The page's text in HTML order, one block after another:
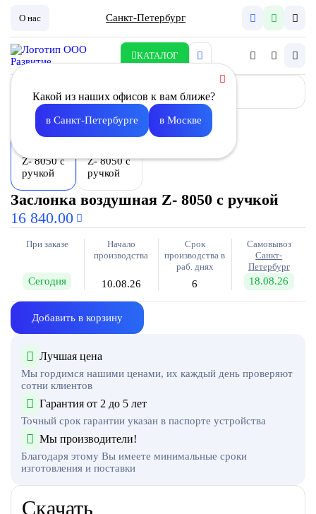
О нас Санкт-Петербург
КАТАЛОГ
Какой из наших офисов к вам ближе?
в Санкт-Петербурге в Москве
Заслонка воздушная Z- 8050 с ручкой
16 840.00
При заказе
Сегодня
Начало
производства
10.08.26
Срок
производства в
раб. днях
6
Самовывоз
Санкт-
Петербург
18.08.26
Добавить в корзину
Лучшая цена
Мы гордимся нашими ценами, их каждый день проверяют
сотни клиентов
Гарантия от 2 до 5 лет
Точный срок гарантии указан в паспорте устройства
Мы производители!
Благодаря этому Вы имеете минимальные сроки
изготовления и поставки
Скачать